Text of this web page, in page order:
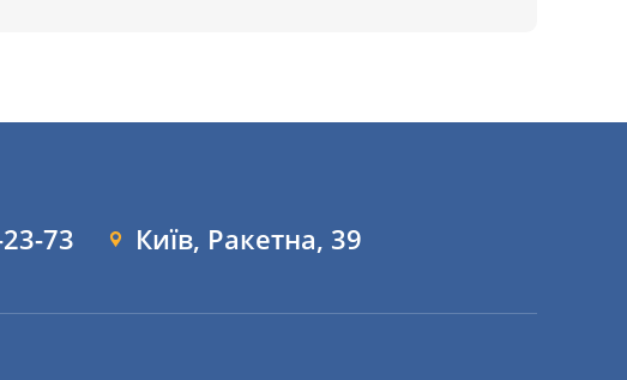
73 Київ, Ракетна, 39